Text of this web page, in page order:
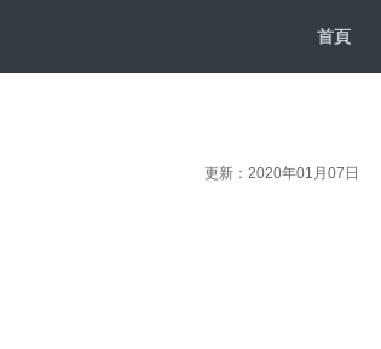
首頁
更新：2020年01月07日